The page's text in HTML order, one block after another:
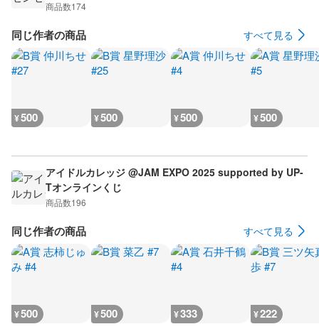
商品数174
同じ作者の商品 すべて見る
¥500 ¥500 ¥500 ¥500
アイドルカレッジ @JAM EXPO 2025 supported by UP-
Tオンラインくじ
商品数196
同じ作者の商品 すべて見る
¥500 ¥500 ¥333 ¥222